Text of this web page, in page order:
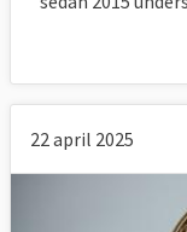
22 april 2025